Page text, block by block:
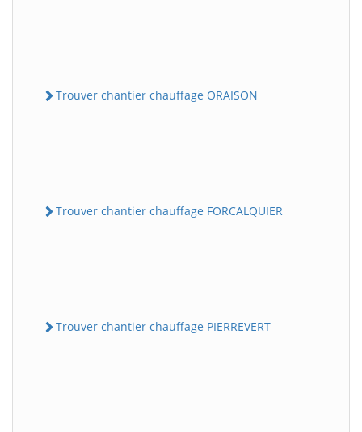
Trouver chantier chauffage ORAISON
Trouver chantier chauffage FORCALQUIER
Trouver chantier chauffage PIERREVERT